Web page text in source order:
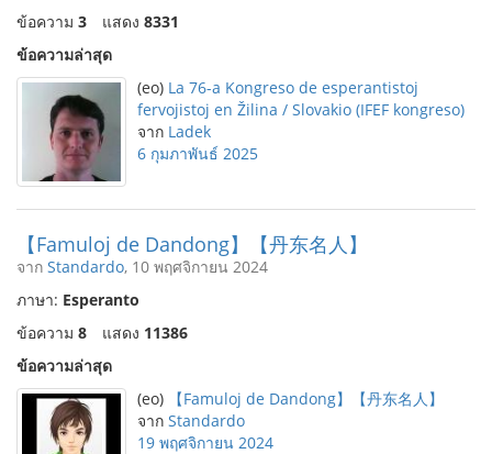
ข้อความ 3 แสดง 8331
ข้อความล่าสุด
(eo) La 76-a Kongreso de esperantistoj
fervojistoj en Žilina / Slovakio (IFEF kongreso)
จาก Ladek
6 กุมภาพันธ์ 2025
【Famuloj de Dandong】【丹东名人】
จาก Standardo, 10 พฤศจิกายน 2024
ภาษา: Esperanto
ข้อความ 8 แสดง 11386
ข้อความล่าสุด
(eo)
【Famuloj de Dandong】【丹东名人】
จาก Standardo
19 พฤศจิกายน 2024